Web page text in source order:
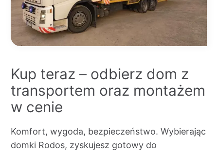
Kup teraz – odbierz dom z
transportem oraz montażem
w cenie
Komfort, wygoda, bezpieczeństwo. Wybierając
domki Rodos, zyskujesz gotowy do